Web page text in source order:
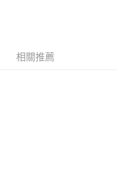
相關推薦